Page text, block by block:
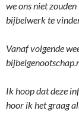
we ons niet
bijbelwerk te
Vanaf volgende
Ik hoop dat deze
hoor ik het graag